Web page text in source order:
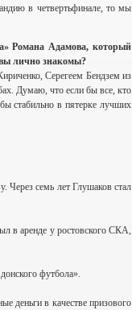
в четвертьфинале, то мы
Романа Адамова, который
вы лично знакомы?
Серегеем Бендзем из
Думаю, что если бы все, кто
стабильно в пятерке лучших
Через семь лет Глушаков стал
в аренде у ростовского СКА,
футбола».
деньги в качестве призового